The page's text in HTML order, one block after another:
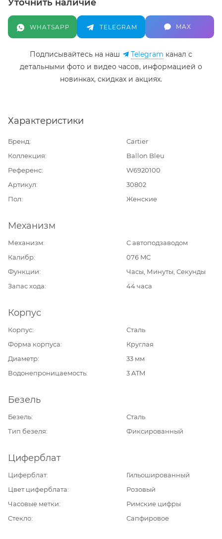
Уточнить наличие
WHATSAPP TELEGRAM MAX
Подписывайтесь на наш Telegram канал c
детальными фото и видео часов, информацией о
новинках, скидках и акциях.
Характеристики
Бренд
Cartier
Коллекция
Ballon Bleu
Референс
W6920100
Артикул
30802
Пол
Женские
Механизм
Механизм
С автоподзаводом
Калибр
076 MC
Функции
Часы, Минуты, Секунды
Запас хода
44 часа
Корпус
Корпус
Сталь
Форма корпуса
Круглая
Диаметр
33 мм
Водонепроницаемость
3 ATM
Безель
Безель
Сталь
Тип безеля
Фиксированный
Циферблат
Циферблат
Гильошированный
Цвет циферблата
Розовый
Часовые метки
Римские цифры
Стекло
Сапфировое